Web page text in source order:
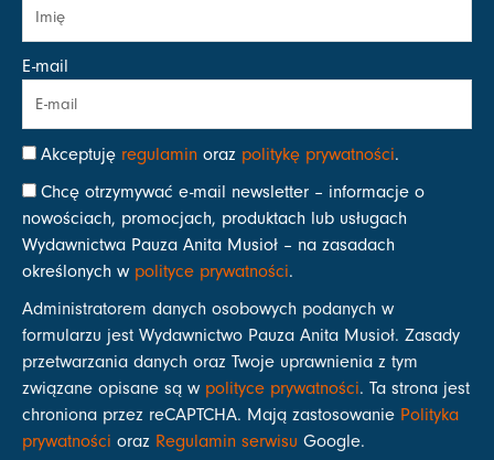
E-mail
Akceptuję regulamin oraz politykę prywatności.
Chcę otrzymywać e-mail newsletter – informacje o
nowościach, promocjach, produktach lub usługach
Wydawnictwa Pauza Anita Musioł – na zasadach
określonych w polityce prywatności.
Administratorem danych osobowych podanych w
formularzu jest Wydawnictwo Pauza Anita Musioł. Zasady
przetwarzania danych oraz Twoje uprawnienia z tym
związane opisane są w polityce prywatności. Ta strona jest
chroniona przez reCAPTCHA. Mają zastosowanie Polityka
prywatności oraz Regulamin serwisu Google.